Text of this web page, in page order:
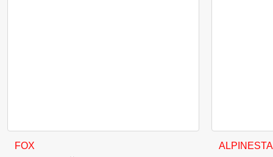
FOX
Ovaj proizvod ima više varijanti. Opcije se mogu odabrati
Ovaj